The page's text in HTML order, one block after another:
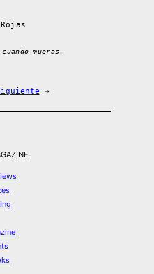
mueras.
→